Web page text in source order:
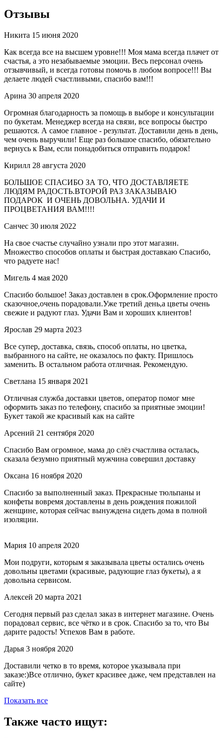
Отзывы
Никита 15 июня 2020
Как всегда все на высшем уровне!!! Моя мама всегда плачет от
счастья, а это незабываемые эмоции. Весь персонал очень
отзывчивый, и всегда готовы помочь в любом вопросе!!! Вы
делаете людей счастливыми, спасибо вам!!!
Арина 30 апреля 2020
Огромная благодарность за помощь в выборе и консультации
по букетам. Менеджер всегда на связи, все вопросы быстро
решаются. А самое главное - результат. Доставили день в день,
чем очень выручили! Еще раз большое спасибо, обязательно
вернусь к Вам, если понадобиться отправить подарок!
Кирилл 28 августа 2020
БОЛЬШОЕ СПАСИБО ЗА ТО, ЧТО ДОСТАВЛЯЕТЕ
ЛЮДЯМ РАДОСТЬ.ВТОРОЙ РАЗ ЗАКАЗЫВАЮ
ПОДАРОК И ОЧЕНЬ ДОВОЛЬНА. УДАЧИ И
ПРОЦВЕТАНИЯ ВАМ!!!!
Санчес 30 июля 2022
На свое счастье случайно узнали про этот магазин.
Множество способов оплаты и быстрая доставкаю Спасибо,
что радуете нас!
Мигель 4 мая 2020
Спасибо большое! Заказ доставлен в срок.Оформление просто
сказочное,очень порадовали.Уже третий день,а цветы очень
свежие и радуют глаз. Удачи Вам и хороших клиентов!
Ярослав 29 марта 2023
Все супер, доставка, связь, способ оплаты, но цветка,
выбранного на сайте, не оказалось по факту. Пришлось
заменить. В остальном работа отличная. Рекомендую.
Светлана 15 января 2021
Отличная служба доставки цветов, оператор помог мне
оформить заказ по телефону, спасибо за приятные эмоции!
Букет такой же красивый как на сайте
Арсений 21 сентября 2020
Спасибо Вам огромное, мама до слёз счастлива осталась,
сказала безумно приятный мужчина совершил доставку
Оксана 16 ноября 2020
Спасибо за выполненный заказ. Прекрасные тюльпаны и
конфеты вовремя доставлены в день рождения пожилой
женщине, которая сейчас вынуждена сидеть дома в полной
изоляции.
Мария 10 апреля 2020
Мои подруги, которым я заказывала цветы остались очень
довольны цветами (красивые, радующие глаз букеты), а я
довольна сервисом.
Алексей 20 марта 2021
Сегодня первый раз сделал заказ в интернет магазине. Очень
порадовал сервис, все чётко и в срок. Спасибо за то, что Вы
дарите радость! Успехов Вам в работе.
Дарья 3 ноября 2020
Доставили четко в то время, которое указывала при
заказе:)Все отлично, букет красивее даже, чем представлен на
сайте)
Показать все
Также часто ищут: